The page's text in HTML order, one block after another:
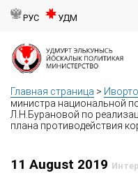
РУС УДМ
Главная страница >
министра национальной
Л.Н.Бурановой по
плана противодействия
11 August 2019